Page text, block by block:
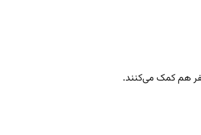
سفر هم کمک می‌کنند.